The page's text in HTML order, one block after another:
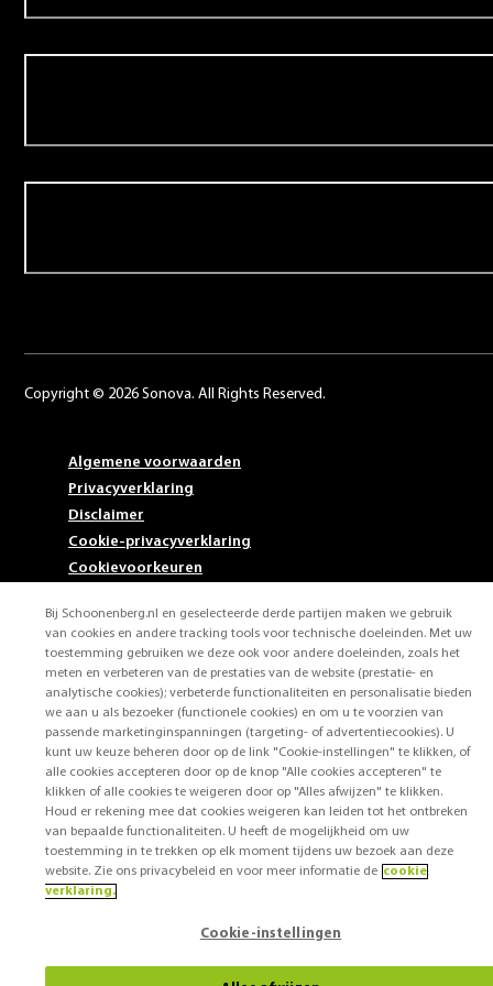
Copyright © 2026 Sonova. All Rights Reserved.
Algemene voorwaarden
Privacyverklaring
Disclaimer
Cookie-privacyverklaring
Cookievoorkeuren
Bij Schoonenberg.nl en geselecteerde derde partijen maken we gebruik
van cookies en andere tracking tools voor technische doeleinden. Met uw
toestemming gebruiken we deze ook voor andere doeleinden, zoals het
meten en verbeteren van de prestaties van de website (prestatie- en
analytische cookies); verbeterde functionaliteiten en personalisatie bieden
we aan u als bezoeker (functionele cookies) en om u te voorzien van
passende marketinginspanningen (targeting- of advertentiecookies). U
kunt uw keuze beheren door op de link "Cookie-instellingen" te klikken, of
alle cookies accepteren door op de knop "Alle cookies accepteren" te
klikken of alle cookies te weigeren door op "Alles afwijzen" te klikken.
Houd er rekening mee dat cookies weigeren kan leiden tot het ontbreken
van bepaalde functionaliteiten. U heeft de mogelijkheid om uw
toestemming in te trekken op elk moment tijdens uw bezoek aan deze
website. Zie ons privacybeleid en voor meer informatie de cookie
verklaring.
Cookie-instellingen